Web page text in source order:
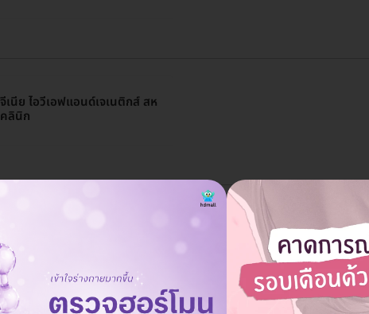
จีเนีย ไอวีเอฟแอนด์เจเนติกส์ สห
คลินิก